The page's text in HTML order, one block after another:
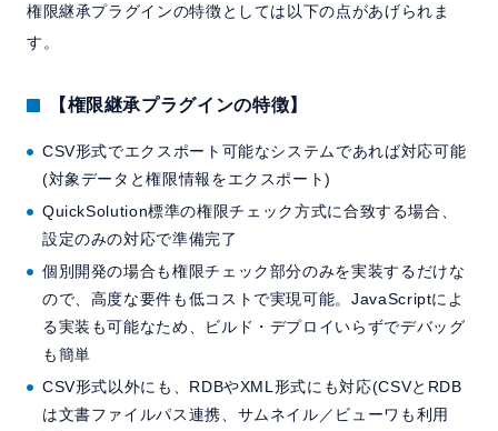
権限継承プラグインの特徴としては以下の点があげられま
す。
【権限継承プラグインの特徴】
CSV形式でエクスポート可能なシステムであれば対応可能
(対象データと権限情報をエクスポート)
QuickSolution標準の権限チェック方式に合致する場合、
設定のみの対応で準備完了
個別開発の場合も権限チェック部分のみを実装するだけな
ので、高度な要件も低コストで実現可能。JavaScriptによ
る実装も可能なため、ビルド・デプロイいらずでデバッグ
も簡単
CSV形式以外にも、RDBやXML形式にも対応(CSVとRDB
は文書ファイルパス連携、サムネイル／ビューワも利用